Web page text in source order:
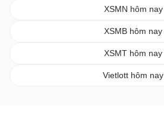
XSMN hôm nay
XSMB hôm nay
XSMT hôm nay
Vietlott hôm nay